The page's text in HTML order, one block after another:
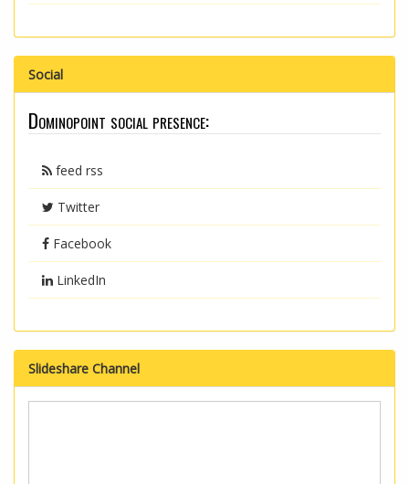
Social
Dominopoint social presence:
feed rss
Twitter
Facebook
LinkedIn
Slideshare Channel